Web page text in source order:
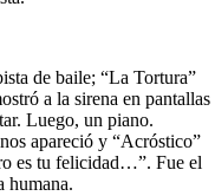
de baile; “La Tortura”
a la sirena en pantallas
Luego, un piano.
apareció y “Acróstico”
es tu felicidad…”. Fue el
humana.